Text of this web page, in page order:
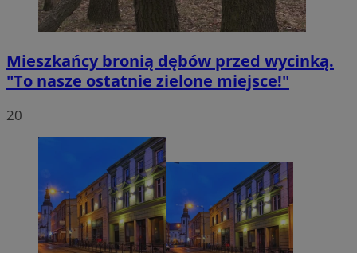
Mieszkańcy bronią dębów przed wycinką.
"To nasze ostatnie zielone miejsce!"
20